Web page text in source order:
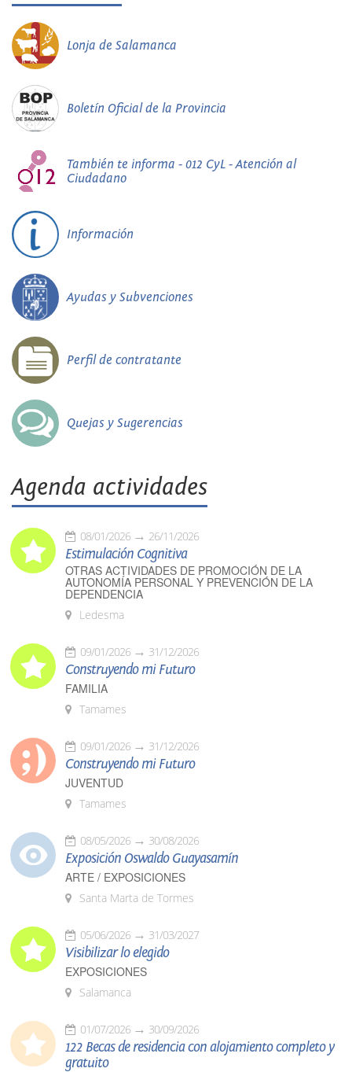
Lonja de Salamanca
Boletín Oficial de la Provincia
También te informa - 012 CyL - Atención al
Ciudadano
Información
Ayudas y Subvenciones
Perfil de contratante
Quejas y Sugerencias
Agenda actividades
08/01/2026 26/11/2026
Estimulación Cognitiva
OTRAS ACTIVIDADES DE PROMOCIÓN DE LA
AUTONOMÍA PERSONAL Y PREVENCIÓN DE LA
DEPENDENCIA
Ledesma
09/01/2026 31/12/2026
Construyendo mi Futuro
FAMILIA
Tamames
09/01/2026 31/12/2026
Construyendo mi Futuro
JUVENTUD
Tamames
08/05/2026 30/08/2026
Exposición Oswaldo Guayasamín
ARTE / EXPOSICIONES
Santa Marta de Tormes
05/06/2026 31/03/2027
Visibilizar lo elegido
EXPOSICIONES
Salamanca
01/07/2026 30/09/2026
122 Becas de residencia con alojamiento completo y
gratuito